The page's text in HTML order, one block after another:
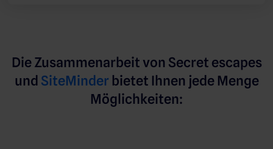
Die Zusammenarbeit von Secret escapes
und SiteMinder bietet Ihnen jede Menge
Möglichkeiten: